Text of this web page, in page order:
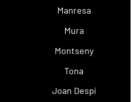
Manresa
Mura
Montseny
Tona
Joan Despí